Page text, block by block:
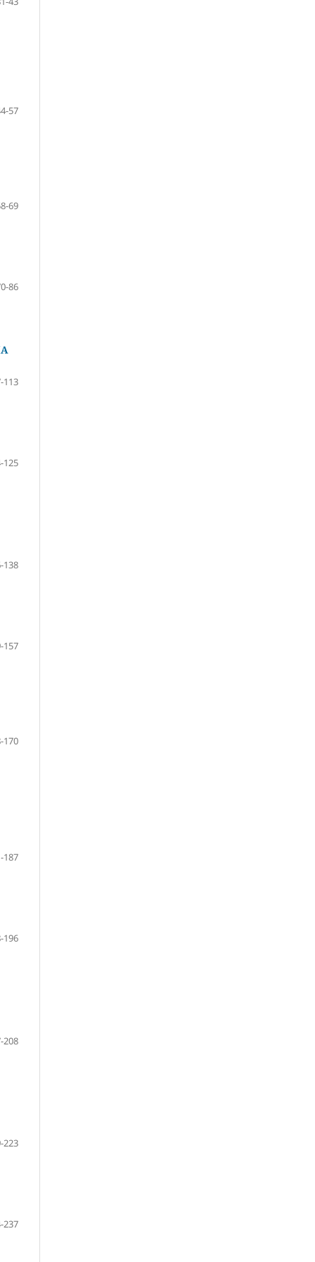
57
69
86
113
125
138
157
170
187
196
208
223
237